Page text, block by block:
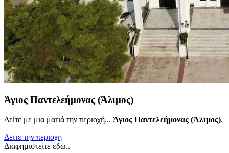
Άγιος Παντελεήμονας (Άλιμος)
Δείτε με μια ματιά την περιοχή... Άγιος Παντελεήμονας (Άλιμος).
Δείτε την περιοχή
Διαφημιστείτε εδώ..